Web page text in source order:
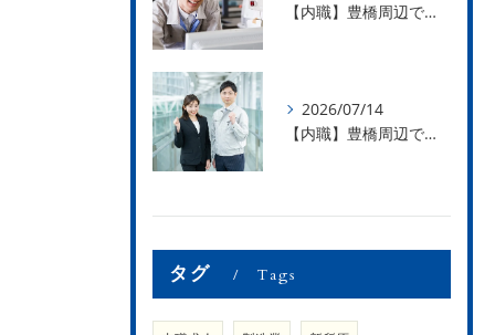
【内職】豊橋周辺で内職のお仕事を探している方募集中！【急な学級閉鎖も安心】
2026/07/14
【内職】豊橋周辺で内職のお仕事を探している方募集中！【内職さまのお声②】
タグ Tags